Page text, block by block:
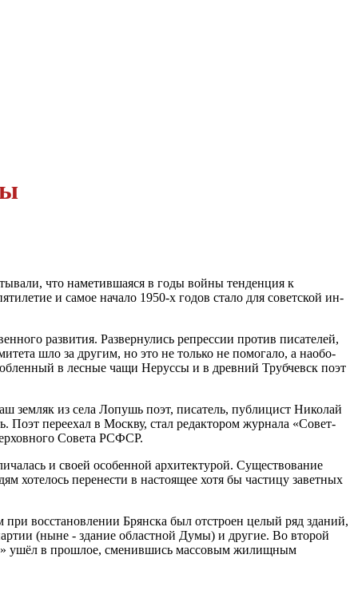
что наме­тившаяся в годы войны тенденция к
и самое начало 1950-х годов стало для советской ин­
развития. Развернулись репрессии против писателей,
шло за другим, но это не только не помогало, а наобо­
в лесные чащи Неруссы и в древний Трубчевск поэт
земляк из села Лопушь поэт, писатель, публицист Николай
Поэт переехал в Москву, стал редактором журнала «Совет­
Совета РСФСР.
и своей особенной архитектурой. Существование
хотелось перенести в настоящее хотя бы частицу завет­ных
восстановле­нии Брянска был отстроен целый ряд зданий,
(ныне - здание областной Думы) и другие. Во вто­рой
ушёл в прошлое, сме­нившись массовым жилищным